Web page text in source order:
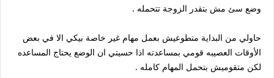
وضع سئ مش بتقدر الزوجة تتحمله .
حاولي من البداية متطوعيش بعمل مهام غير خاصة بيكي الا في بعض
الأوقات العصيبه قومي بمساعدته اذا حسيتي ان الوضع يحتاج المساعده
لكن متقوميش بتحمل المهام كامله .